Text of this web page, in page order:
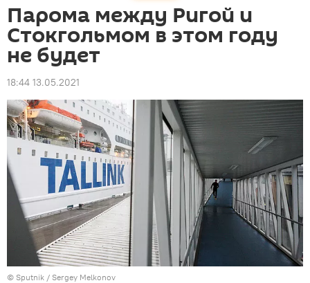
Парома между Ригой и
Стокгольмом в этом году
не будет
18:44 13.05.2021
© Sputnik / Sergey Melkonov